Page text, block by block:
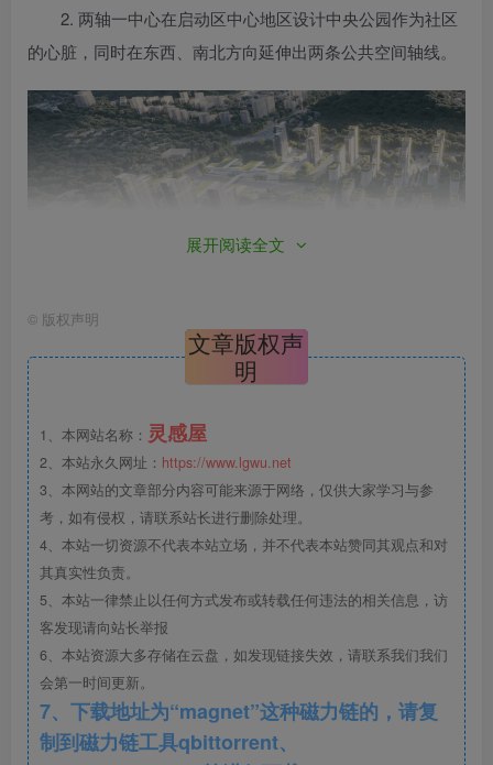
2. 两轴一中心在启动区中心地区设计中央公园作为社区
的心脏，同时在东西、南北方向延伸出两条公共空间轴线。
[浙江]未来创新智慧新社区景观规划设计2020
展开阅读全文
© 版权声明
文章版权声
明
1、本网站名称： 灵感屋
2、本站永久网址： https://www.lgwu.net
3、本网站的文章部分内容可能来源于网络，仅供大家学习与参
考，如有侵权，请联系站长进行删除处理。
4、本站一切资源不代表本站立场，并不代表本站赞同其观点和对
其真实性负责。
5、本站一律禁止以任何方式发布或转载任何违法的相关信息，访
客发现请向站长举报
6、本站资源大多存储在云盘，如发现链接失效，请联系我们我们
会第一时间更新。
7、下载地址为“magnet”这种磁力链的，请复
制到磁力链工具qbittorrent、